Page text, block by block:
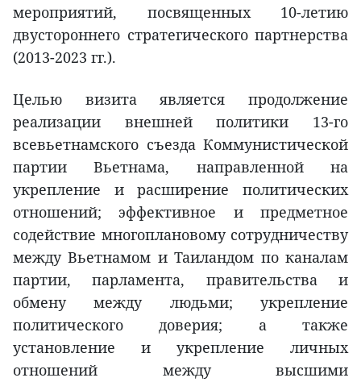
мероприятий, посвященных 10-летию
двустороннего стратегического партнерства
(2013-2023 гг.).
Целью визита является продолжение
реализации внешней политики 13-го
всевьетнамского съезда Коммунистической
партии Вьетнама, направленной на
укрепление и расширение политических
отношений; эффективное и предметное
содействие многоплановому сотрудничеству
между Вьетнамом и Таиландом по каналам
партии, парламента, правительства и
обмену между людьми; укрепление
политического доверия; а также
установление и укрепление личных
отношений между высшими